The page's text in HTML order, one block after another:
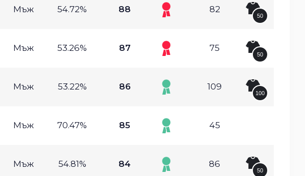
Мъж 54.72% 88 82
50
Мъж 53.26% 87 75
50
Мъж 53.22% 86 109
100
Мъж 70.47% 85 45
Мъж 54.81% 84 86
50